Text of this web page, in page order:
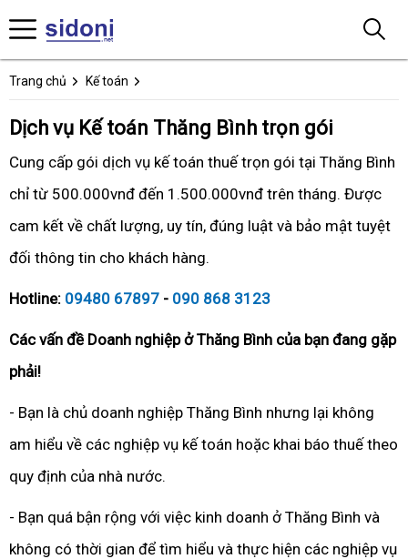
Trang chủ Kế toán
Dịch vụ Kế toán Thăng Bình trọn gói
Cung cấp gói dịch vụ kế toán thuế trọn gói tại Thăng Bình
chỉ từ 500.000vnđ đến 1.500.000vnđ trên tháng. Được
cam kết về chất lượng, uy tín, đúng luật và bảo mật tuyệt
đối thông tin cho khách hàng.
Hotline: 09480 67897 - 090 868 3123
Các vấn đề Doanh nghiệp ở Thăng Bình của bạn đang gặp
phải!
- Bạn là chủ doanh nghiệp Thăng Bình nhưng lại không
am hiểu về các nghiệp vụ kế toán hoặc khai báo thuế theo
quy định của nhà nước.
- Bạn quá bận rộng với việc kinh doanh ở Thăng Bình và
không có thời gian để tìm hiểu và thực hiện các nghiệp vụ